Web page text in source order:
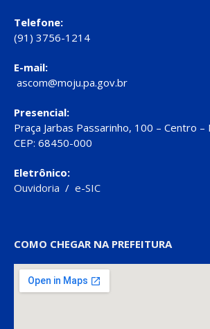
Telefone:
(91) 3756-1214
E-mail:
ascom@moju.pa.gov.br
Presencial:
Praça Jarbas Passarinho, 100 – Centro –
CEP: 68450-000
Eletrônico:
Ouvidoria / e-SIC
COMO CHEGAR NA PREFEITURA